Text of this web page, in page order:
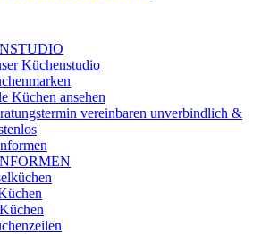
Küchenstudio
Küchen ansehen
vereinbaren unverbindlich &